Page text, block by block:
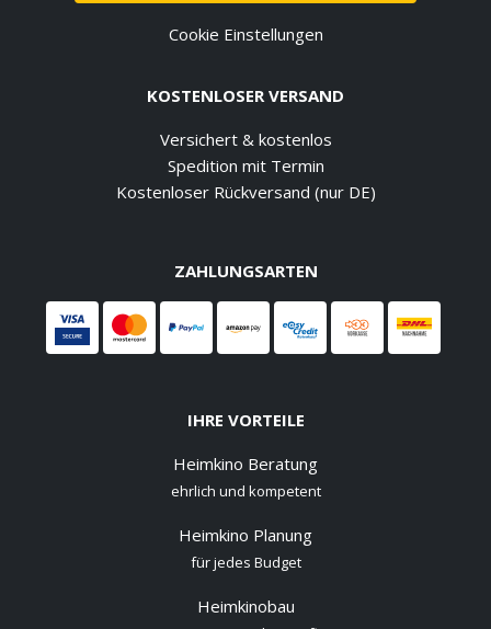
Cookie Einstellungen
KOSTENLOSER VERSAND
Versichert & kostenlos
Spedition mit Termin
Kostenloser Rückversand (nur DE)
ZAHLUNGSARTEN
IHRE VORTEILE
Heimkino Beratung
ehrlich und kompetent
Heimkino Planung
für jedes Budget
Heimkinobau